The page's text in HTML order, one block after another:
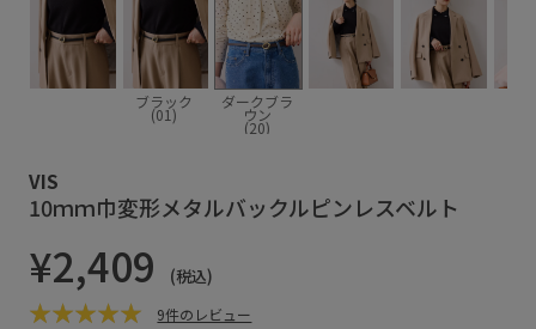
ブラック
(01)
ダークブラ
ウン
(20)
VIS
10ｍｍ巾変形メタルバックルピンレスベルト
¥2,409 (税込)
9件のレビュー